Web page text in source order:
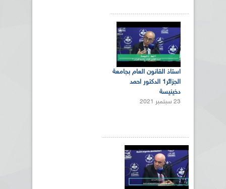
استاذ القانون العام بجامعة
الجزائر1 الدكتور احمد
دخينيسة
23 سبتمبر 2021